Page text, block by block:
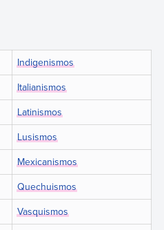
Indigenismos
Italianismos
Latinismos
Lusismos
Mexicanismos
Quechuismos
Vasquismos